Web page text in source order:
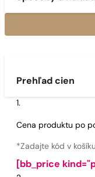
Prehľad cien
Cena produktu po
*Zadajte kód v
[bb_price